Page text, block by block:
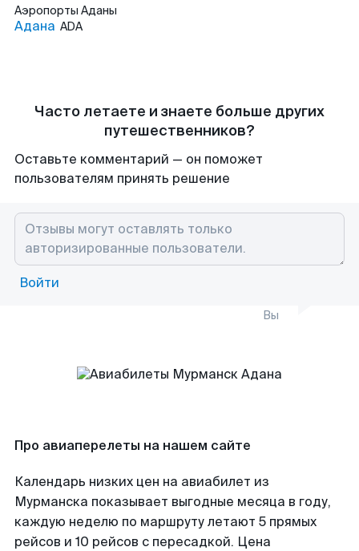
Аэропорты Аданы
Адана ADA
Часто летаете и знаете больше других
путешественников?
Оставьте комментарий — он поможет
пользователям принять решение
Войти
Вы
Про авиаперелеты на нашем сайте
Календарь низких цен на авиабилет из
Мурманска показывает выгодные месяца в году,
каждую неделю по маршруту летают 5 прямых
рейсов и 10 рейсов с пересадкой. Цена